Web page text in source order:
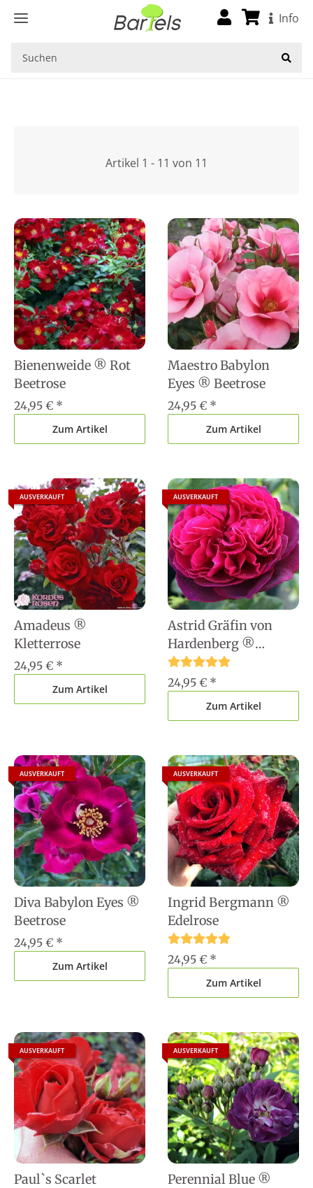
Info
Startseite
Artikel 1 - 11 von 11
Bienenweide ® Rot
Beetrose
24,95 € *
Zum Artikel
Maestro Babylon
Eyes ® Beetrose
24,95 € *
Zum Artikel
AUSVERKAUFT
Amadeus ®
Kletterrose
24,95 € *
Zum Artikel
AUSVERKAUFT
Astrid Gräfin von
Hardenberg ®
Strauchrose
24,95 € *
Zum Artikel
AUSVERKAUFT
Diva Babylon Eyes ®
Beetrose
24,95 € *
Zum Artikel
AUSVERKAUFT
Ingrid Bergmann ®
Edelrose
24,95 € *
Zum Artikel
AUSVERKAUFT
Paul`s Scarlet
AUSVERKAUFT
Perennial Blue ®